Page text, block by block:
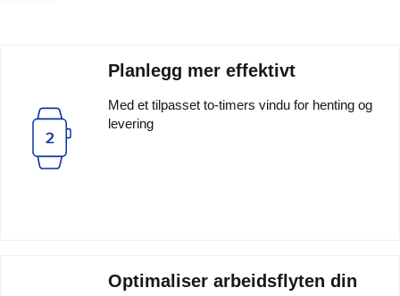
Planlegg mer effektivt
Med et tilpasset to-timers vindu for henting og
levering
Optimaliser arbeidsflyten din